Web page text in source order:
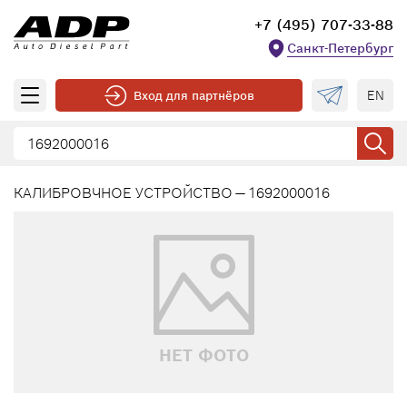
+7 (495) 707-33-88
Санкт-Петербург
Вход для партнёров EN
КАЛИБРОВЧНОЕ УСТРОЙСТВО — 1692000016
НЕТ ФОТО